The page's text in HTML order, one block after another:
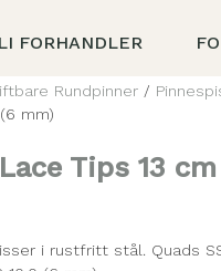
FORHANDLER
Rundpinner /
mm)
Tips 13 cm
i rustfritt stål. Quads